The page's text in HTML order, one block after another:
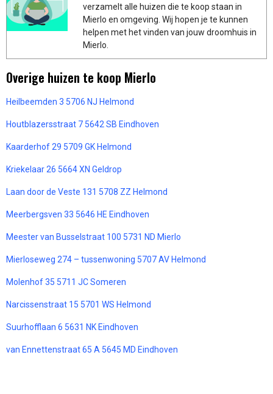
verzamelt alle huizen die te koop staan in
Mierlo en omgeving. Wij hopen je te kunnen
helpen met het vinden van jouw droomhuis in
Mierlo.
Overige huizen te koop Mierlo
Heilbeemden 3 5706 NJ Helmond
Houtblazersstraat 7 5642 SB Eindhoven
Kaarderhof 29 5709 GK Helmond
Kriekelaar 26 5664 XN Geldrop
Laan door de Veste 131 5708 ZZ Helmond
Meerbergsven 33 5646 HE Eindhoven
Meester van Busselstraat 100 5731 ND Mierlo
Mierloseweg 274 – tussenwoning 5707 AV Helmond
Molenhof 35 5711 JC Someren
Narcissenstraat 15 5701 WS Helmond
Suurhofflaan 6 5631 NK Eindhoven
van Ennettenstraat 65 A 5645 MD Eindhoven